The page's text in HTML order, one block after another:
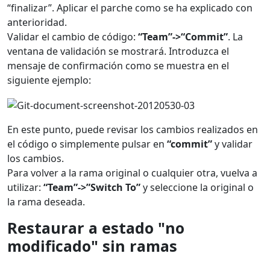
“finalizar”. Aplicar el parche como se ha explicado con
anterioridad.
Validar el cambio de código: “Team”->“Commit”. La
ventana de validación se mostrará. Introduzca el
mensaje de confirmación como se muestra en el
siguiente ejemplo:
En este punto, puede revisar los cambios realizados en
el código o simplemente pulsar en “commit”y validar
los cambios.
Para volver a la rama original o cualquier otra, vuelva a
utilizar: “Team”->”Switch To”y seleccione la original o
la rama deseada.
Restaurar a estado "no
modificado" sin ramas